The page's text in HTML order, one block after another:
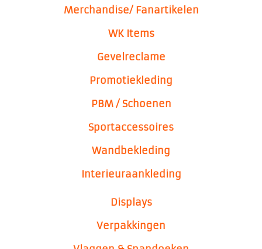
Merchandise/ Fanartikelen
WK Items
Gevelreclame
Promotiekleding
PBM / Schoenen
Sportaccessoires
Wandbekleding
Interieuraankleding
Displays
Verpakkingen